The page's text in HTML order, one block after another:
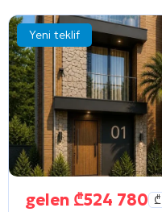
Yeni teklif
gelen ₾524 780 ₾